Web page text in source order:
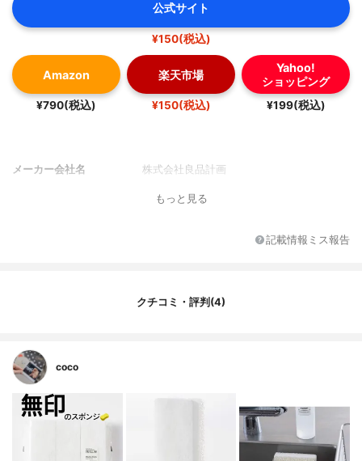
公式サイト
¥150(税込)
Amazon
¥790(税込)
楽天市場
¥150(税込)
Yahoo!
ショッピング
¥199(税込)
メーカー会社名 株式会社良品計画
もっと見る
記載情報ミス報告
クチコミ・評判(4)
coco